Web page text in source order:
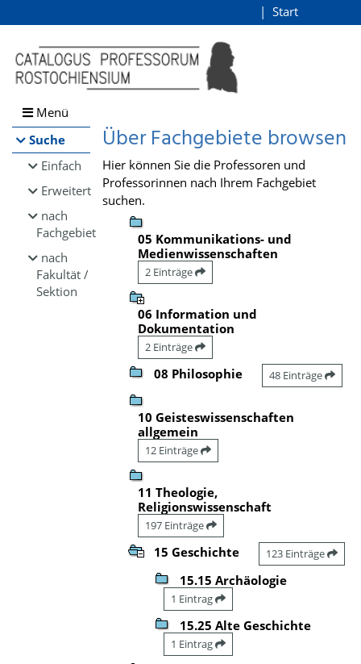
Browsen
direkt zum Inhalt
Start
Menü
Suche
Einfach
Erweitert
nach
Fachgebiet
nach
Fakultät /
Sektion
Über Fachgebiete browsen
Hier können Sie die Professoren und
Professorinnen nach Ihrem Fachgebiet
suchen.
05 Kommunikations- und
Medienwissenschaften
2 Einträge
06 Information und
Dokumentation
2 Einträge
08 Philosophie 48 Einträge
10 Geisteswissenschaften
allgemein
12 Einträge
11 Theologie,
Religionswissenschaft
197 Einträge
15 Geschichte 123 Einträge
15.15 Archäologie
1 Eintrag
15.25 Alte Geschichte
1 Eintrag